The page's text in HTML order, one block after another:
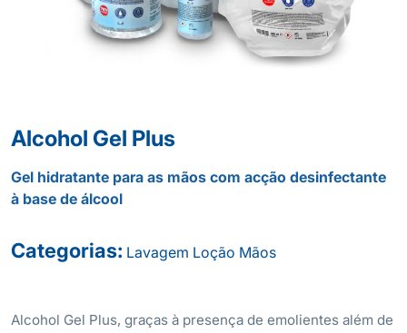
Alcohol Gel Plus
Gel hidratante para as mãos com acção desinfectante
à base de álcool
Categorias: Lavagem Loção Mãos
Alcohol Gel Plus, graças à presença de emolientes além de